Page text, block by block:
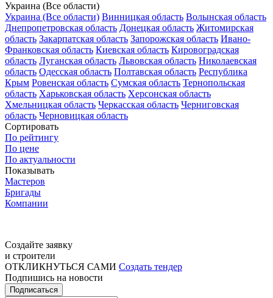
Украина (Все области)
Украина (Все области) Винницкая область Волынская область
Днепропетровская область Донецкая область Житомирская
область Закарпатская область Запорожская область Ивано-
Франковская область Киевская область Кировоградская
область Луганская область Львовская область Николаевская
область Одесская область Полтавская область Республика
Крым Ровенская область Сумская область Тернопольская
область Харьковская область Херсонская область
Хмельницкая область Черкасская область Черниговская
область Черновицкая область
Сортировать
По рейтингу
По цене
По актуальности
Показывать
Мастеров
Бригады
Компании
Создайте заявку
и строители
ОТКЛИКНУТЬСЯ САМИ Создать тендер
Подпишись на новости
Подписаться